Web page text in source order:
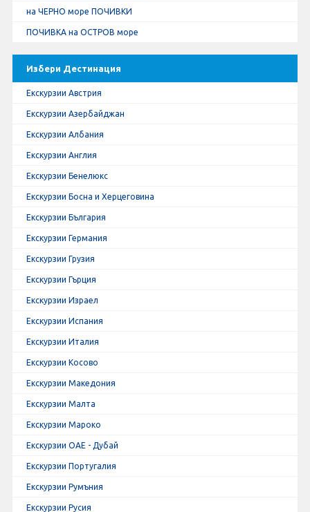
на ЧЕРНО море ПОЧИВКИ
ПОЧИВКА на ОСТРОВ море
Избери Дестинация
Екскурзии Австрия
Екскурзии Азербайджан
Екскурзии Албания
Екскурзии Англия
Екскурзии Бенелюкс
Екскурзии Босна и Херцеговина
Екскурзии България
Екскурзии Германия
Екскурзии Грузия
Екскурзии Гърция
Екскурзии Израел
Екскурзии Испания
Екскурзии Италия
Екскурзии Косово
Екскурзии Македония
Екскурзии Малта
Екскурзии Мароко
Екскурзии ОАЕ - Дубай
Екскурзии Португалия
Екскурзии Румъния
Екскурзии Русия